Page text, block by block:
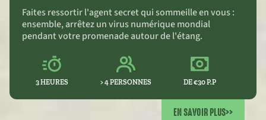
Faites ressortir l'agent secret qui sommeille en vous :
ensemble, arrêtez un virus numérique mondial
pendant votre promenade autour de l'étang.
3 HEURES > 4 PERSONNES DE €30 P.P
EN SAVOIR PLUS>>